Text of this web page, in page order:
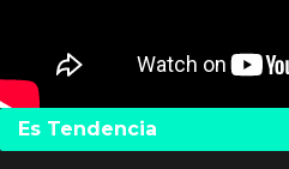
Es Tendencia